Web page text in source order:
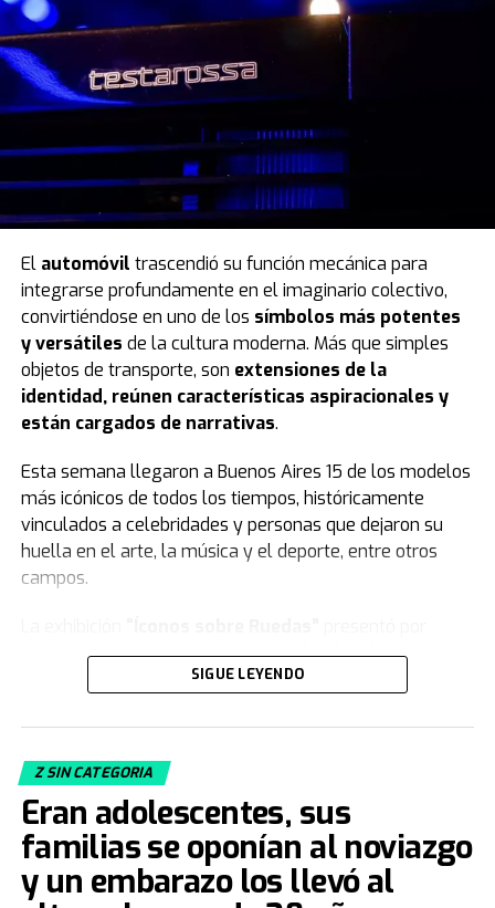
El automóvil trascendió su función mecánica para
integrarse profundamente en el imaginario colectivo,
convirtiéndose en uno de los símbolos más potentes
y versátiles de la cultura moderna. Más que simples
objetos de transporte, son extensiones de la
identidad, reúnen características aspiracionales y
están cargados de narrativas.
Esta semana llegaron a Buenos Aires 15 de los modelos
más icónicos de todos los tiempos, históricamente
vinculados a celebridades y personas que dejaron su
huella en el arte, la música y el deporte, entre otros
campos.
primera vez en Argentina varios vehículos de la
Jorge Yarur, creador de la
Santiago de Chile.
Acacia Echazarreta
Curaduría de la institución, le contó aTNde qué trata la
muestra. “Nuestra colección, con sus 19.000 piezas de
vestuario y accesorios, buscacongelar el tiempo.
Tratamos de retratar distintos estilos, artes decorativas,
SIGUE LEYENDO
Z SIN CATEGORIA
Eran adolescentes, sus
familias se oponían al noviazgo
y un embarazo los llevó al